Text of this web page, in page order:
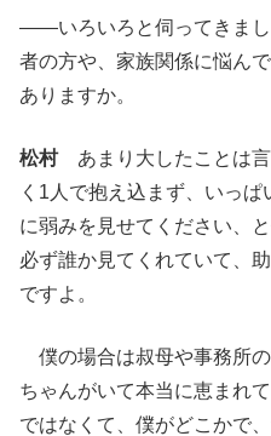
――いろいろと伺ってきま
者の方や、家族関係に悩ん
ありますか。
松村あまり大したことは言
く1人で抱え込まず、いっ
に弱みを見せてください、
必ず誰か見てくれていて、
ですよ。
僕の場合は叔母や事務所
ちゃんがいて本当に恵まれ
ではなくて、僕がどこかで